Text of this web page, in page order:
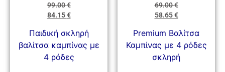
99.00€
84.15€
Παιδική σκληρή
βαλίτσα καμπίνας με
4 ρόδες
69.00€
58.65€
Premium Βαλίτσα
Καμπίνας με 4 ρόδες
σκληρή